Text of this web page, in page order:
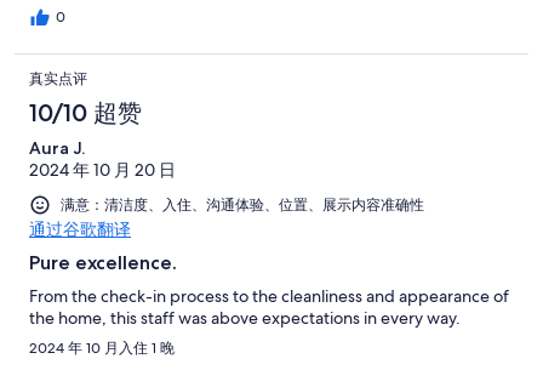
0
真实点评
10/10 超赞
Aura J.
2024 年 10 月 20 日
满意：清洁度、入住、沟通体验、位置、展示内容准确性
通过谷歌翻译
Pure excellence.
From the check-in process to the cleanliness and appearance of
the home, this staff was above expectations in every way.
2024 年 10 月入住 1 晚